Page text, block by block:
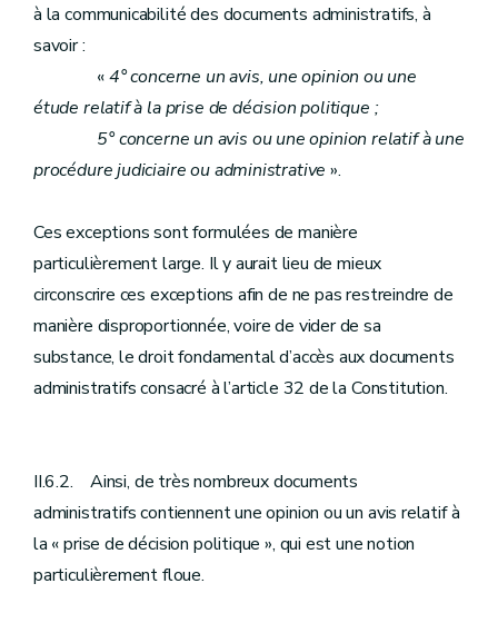
à la communicabilité des documents administratifs, à
savoir :
«4° concerne un avis, une opinion ou une
étude relatif à la prise de décision politique ;
5° concerne un avis ou une opinion relatif à une
procédure judiciaire ou administrative ».
Ces exceptions sont formulées de manière
particulièrement large. Il y aurait lieu de mieux
circonscrire ces exceptions afin de ne pas restreindre de
manière disproportionnée, voire de vider de sa
substance, le droit fondamental d’accès aux documents
administratifs consacré à l’article 32 de la Constitution.
II.6.2. Ainsi, de très nombreux documents
administratifs contiennent une opinion ou un avis relatif à
la « prise de décision politique », qui est une notion
particulièrement floue.